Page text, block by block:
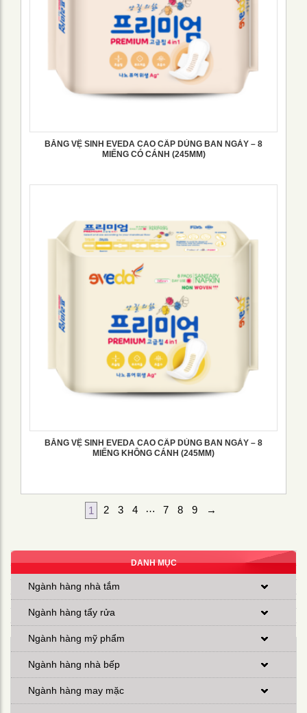
BĂNG VỆ SINH EVEDA CAO CẤP DÙNG BAN NGÀY – 8
MIẾNG CÓ CÁNH (245MM)
BĂNG VỆ SINH EVEDA CAO CẤP DÙNG BAN NGÀY – 8
MIẾNG KHÔNG CÁNH (245MM)
1 2 3 4 … 7 8 9 →
DANH MỤC
Ngành hàng nhà tắm
Ngành hàng tẩy rửa
Ngành hàng mỹ phẩm
Ngành hàng nhà bếp
Ngành hàng may mặc